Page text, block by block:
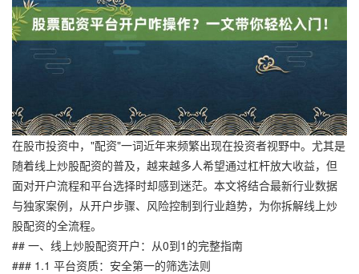
在股市投资中，"配资"一词近年来频繁出现在投资者视野中。尤其是
随着线上炒股配资的普及，越来越多人希望通过杠杆放大收益，但
面对开户流程和平台选择时却感到迷茫。本文将结合最新行业数据
与独家案例，从开户步骤、风险控制到行业趋势，为你拆解线上炒
股配资的全流程。
## 一、线上炒股配资开户：从0到1的完整指南
### 1.1 平台资质：安全第一的筛选法则